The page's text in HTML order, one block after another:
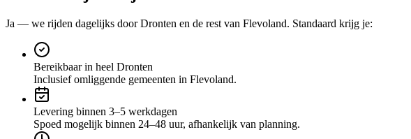
Ja — we rijden dagelijks doorDronten en de rest van Flevoland. Standaard krijg je:
Bereikbaar in heel Dronten
Inclusief omliggende gemeenten in Flevoland.
Levering binnen 3–5 werkdagen
Spoed mogelijk binnen 24–48 uur, afhankelijk van planning.